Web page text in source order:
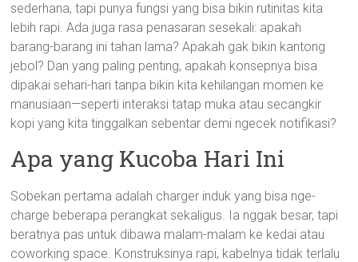
sederhana, tapi punya fungsi yang bisa bikin rutinitas kita
lebih rapi. Ada juga rasa penasaran sesekali: apakah
barang-barang ini tahan lama? Apakah gak bikin kantong
jebol? Dan yang paling penting, apakah konsepnya bisa
dipakai sehari-hari tanpa bikin kita kehilangan momen ke
manusiaan—seperti interaksi tatap muka atau secangkir
kopi yang kita tinggalkan sebentar demi ngecek notifikasi?
Apa yang Kucoba Hari Ini
Sobekan pertama adalah charger induk yang bisa nge-
charge beberapa perangkat sekaligus. Ia nggak besar, tapi
beratnya pas untuk dibawa malam-malam ke kedai atau
coworking space. Konstruksinya rapi, kabelnya tidak terlalu